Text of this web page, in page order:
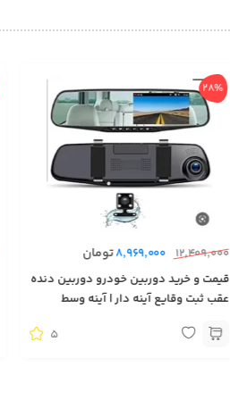
28%
12,409,000
8,969,000تومان
قیمت و خرید دوربین خودرو دوربین دنده
عقب ثبت وقایع آینه دار | آینه وسط
امنیتی خودرو
5